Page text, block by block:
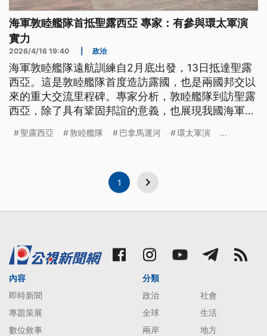
海軍敦睦艦隊首抵聖露西亞 專家：有參與環太軍演
實力
2026/4/16 19:40 政治
海軍敦睦艦隊遠航訓練自2月底出發，13日抵達聖露
西亞。這是敦睦艦隊首度造訪露國，也是兩國邦交以
來的重大交流里程碑。專家分析，敦睦艦隊到訪聖露
西亞，除了具有鞏固邦誼的意義，也展現我國海軍遠
聖露西亞 敦睦艦隊 巴拿馬運河 環太軍演 ...
1
內容
即時新聞
專題策展
數位敘事
分類
政治
社會
全球
生活
兩岸
地方